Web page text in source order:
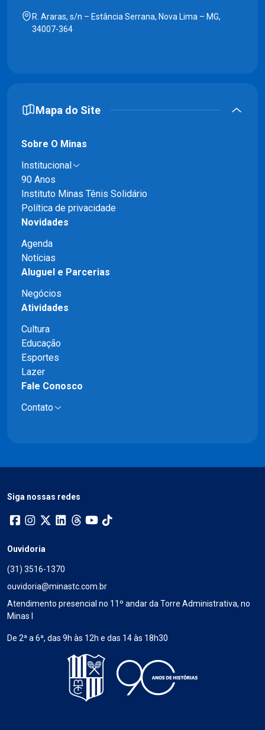
R. Araras, s/n – Estância Serrana, Nova Lima – MG,
34007-364
Mapa do Site
Sobre O Minas
Institucional
90 Anos
Instituto Minas Tênis Solidário
Política de privacidade
Novidades
Agenda
Notícias
Aluguel e Parcerias
Negócios
Atividades
Cultura
Educação
Esportes
Lazer
Fale Conosco
Contato
Siga nossas redes
Ouvidoria
(31) 3516-1370
ouvidoria@minastc.com.br
Atendimento presencial no 11º andar da Torre Administrativa, no
Minas I
De 2ª a 6ª, das 9h às 12h e das 14 às 18h30